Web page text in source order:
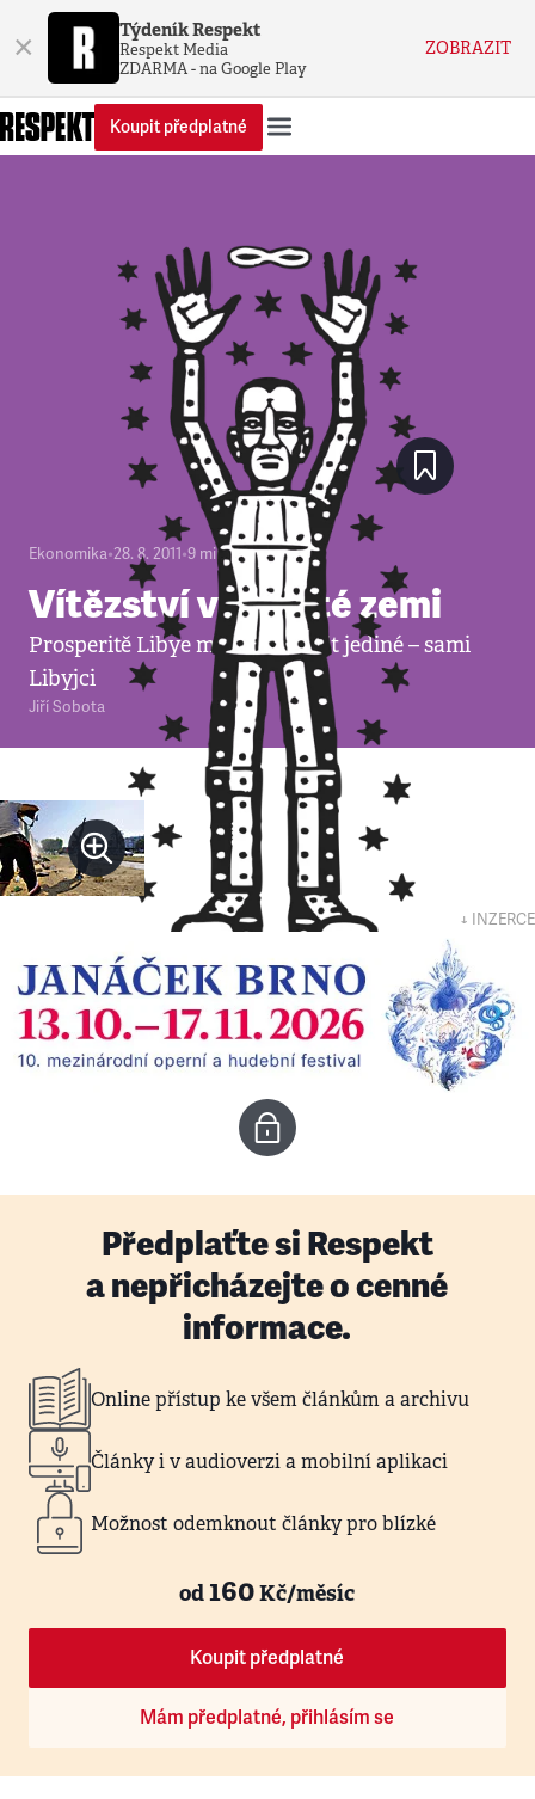
× Týdeník Respekt
Respekt Media
ZDARMA - na Google Play
ZOBRAZIT
Koupit předplatné
Ekonomika•28. 8. 2011•9 minut
Vítězství v bohaté zemi
Prosperitě Libye může zabránit jediné – sami
Libyjci
Jiří Sobota
↓ INZERCE
Předplaťte si Respekt
a nepřicházejte o cenné
informace.
Online přístup ke všem článkům a archivu
Články i v audioverzi a mobilní aplikaci
Možnost odemknout články pro blízké
od160Kč/měsíc
Koupit předplatné
Mám předplatné, přihlásím se